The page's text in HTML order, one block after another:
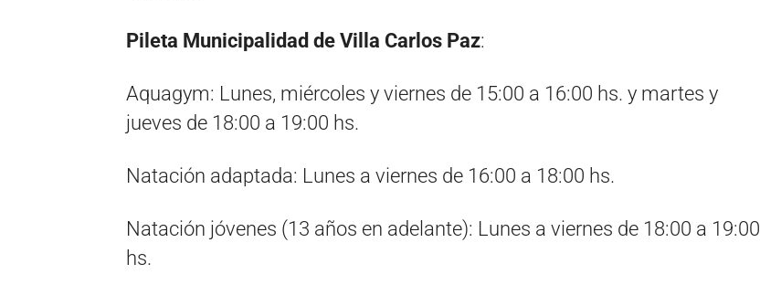
Pileta Municipalidad de Villa Carlos Paz:
Aquagym: Lunes, miércoles y viernes de 15:00 a 16:00 hs. y martes y
jueves de 18:00 a 19:00 hs.
Natación adaptada: Lunes a viernes de 16:00 a 18:00 hs.
Natación jóvenes (13 años en adelante): Lunes a viernes de 18:00 a 19:00
hs.